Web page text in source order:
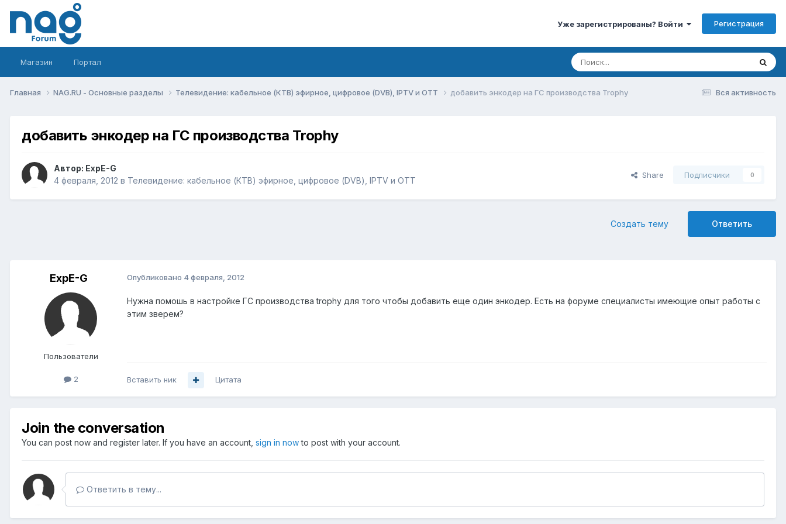
Уже зарегистрированы? Войти Регистрация
Магазин Портал
Вся активность
Главная NAG.RU - Основные разделы Телевидение: кабельное (КТВ) эфирное, цифровое (DVB), IPTV и OTT добавить энкодер на ГС производства Trophy
добавить энкодер на ГС производства Trophy
Автор: ExpE-G
4 февраля, 2012 в Телевидение: кабельное (КТВ) эфирное, цифровое (DVB), IPTV и OTT
Share Подписчики 0
Ответить
Создать тему
ExpE-G
Пользователи
2
Опубликовано 4 февраля, 2012
Нужна помошь в настройке ГС производства trophy для того чтобы добавить еще один энкодер. Есть на форуме специалисты имеющие опыт работы с
этим зверем?
Вставить ник Цитата
Join the conversation
You can post now and register later. If you have an account, sign in nowto post with your account.
Ответить в тему...